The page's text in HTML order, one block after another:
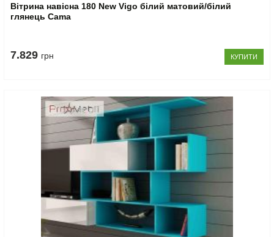
Вітрина навісна 180 New Vigo білий матовий/білий
глянець Cama
7.829 грн КУПИТИ